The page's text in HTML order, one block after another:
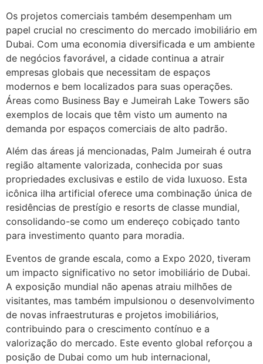
Os projetos comerciais também desempenham um
papel crucial no crescimento do mercado imobiliário em
Dubai. Com uma economia diversificada e um ambiente
de negócios favorável, a cidade continua a atrair
empresas globais que necessitam de espaços
modernos e bem localizados para suas operações.
Áreas como Business Bay e Jumeirah Lake Towers são
exemplos de locais que têm visto um aumento na
demanda por espaços comerciais de alto padrão.
Além das áreas já mencionadas, Palm Jumeirah é outra
região altamente valorizada, conhecida por suas
propriedades exclusivas e estilo de vida luxuoso. Esta
icônica ilha artificial oferece uma combinação única de
residências de prestígio e resorts de classe mundial,
consolidando-se como um endereço cobiçado tanto
para investimento quanto para moradia.
Eventos de grande escala, como a Expo 2020, tiveram
um impacto significativo no setor imobiliário de Dubai.
A exposição mundial não apenas atraiu milhões de
visitantes, mas também impulsionou o desenvolvimento
de novas infraestruturas e projetos imobiliários,
contribuindo para o crescimento contínuo e a
valorização do mercado. Este evento global reforçou a
posição de Dubai como um hub internacional,